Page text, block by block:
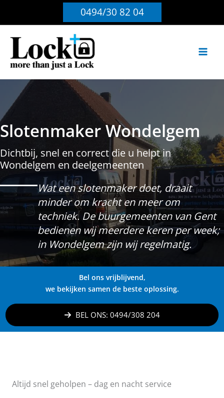
0494/30 82 04
Slotenmaker Wondelgem
Dichtbij, snel en correct die u helpt in
Wondelgem en deelgemeenten
Wat een slotenmaker doet, draait
minder om kracht en meer om
techniek. De buurgemeenten van Gent
bedienen wij meerdere keren per week;
in Wondelgem zijn wij regelmatig.
Bel ons vrijblijvend,
we bekijken samen de beste oplossing.
BEL ONS: 0494/308 204
Altijd snel geholpen – dag en nacht service